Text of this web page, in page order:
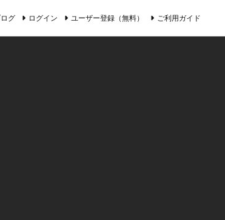
グ ログイン ユーザー登録（無料） ご利用ガイド